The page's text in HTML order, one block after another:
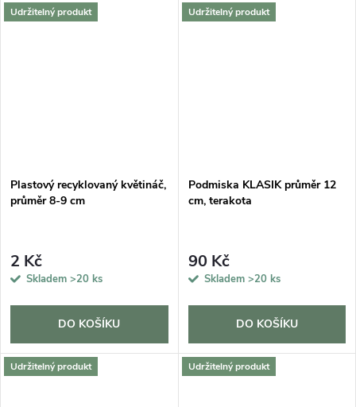
Udržitelný produkt
Plastový recyklovaný květináč,
průměr 8-9 cm
2 Kč
Skladem >20 ks
DO KOŠÍKU
Udržitelný produkt
Podmiska KLASIK průměr 12
cm, terakota
90 Kč
Skladem >20 ks
DO KOŠÍKU
Udržitelný produkt Udržitelný produkt